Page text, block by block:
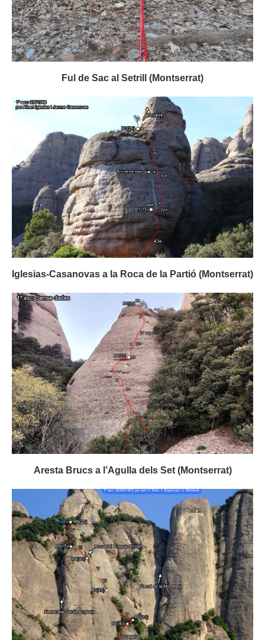
Ful de Sac al Setrill (Montserrat)
Iglesias-Casanovas a la Roca de la Partió (Montserrat)
Aresta Brucs a l’Agulla dels Set (Montserrat)